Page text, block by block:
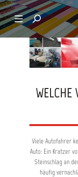
springenStartseite Spot-
Viele Autofahrer
Auto: Ein Kratzer
Steinschlag an
häufig